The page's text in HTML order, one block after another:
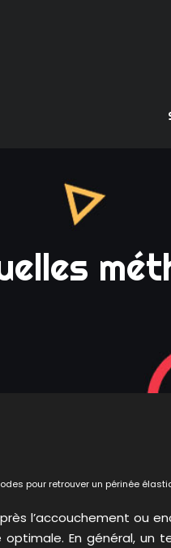
pour retrouver un périnée
l’accouchement ou
optimale. En général,